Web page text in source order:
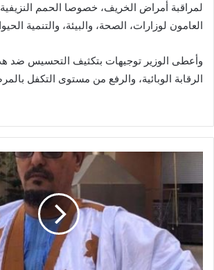
لمراقبة أمراض الخريف، خصوصا الحمم
العامون لوزارات، الصحة، والبيئة، والتنمية
وأعطى الوزير توجيهات بتكثيف التحسيس ضد
الرقابة الوبائية، والرفع من مستوى التكفل